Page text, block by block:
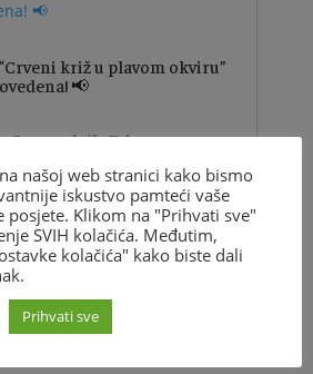
križ u plavom okviru”
📢
Crvenog križa Krk s ponosom
provedenu eko akciju čišćenja
"Crveni križ u plavom okviru"!
članice i članovi vrijednog
Obzova otok Krk, pod
našeg Društva,...
našoj web stranici kako bismo
iskustvo pamteći vaše
posjete. Klikom na "Prihvati sve"
SVIH kolačića. Međutim,
kolačića" kako biste dali
Prihvati sve